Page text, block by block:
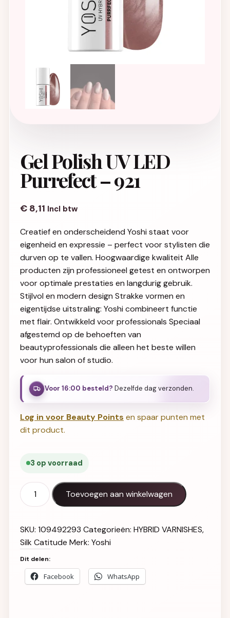
Gel Polish UV LED
Purrefect – 921
€ 8,11 Incl btw
Creatief en onderscheidend Yoshi staat voor
eigenheid en expressie – perfect voor stylisten die
durven op te vallen. Hoogwaardige kwaliteit Alle
producten zijn professioneel getest en ontworpen
voor optimale prestaties en langdurig gebruik.
Stijlvol en modern design Strakke vormen en
eigentijdse uitstraling: Yoshi combineert functie
met flair. Ontwikkeld voor professionals Speciaal
afgestemd op de behoeften van
beautyprofessionals die alleen het beste willen
voor hun salon of studio.
Voor 16:00 besteld? Dezelfde dag verzonden.
Log in voor Beauty Points en spaar punten met
dit product.
3 op voorraad
Gel Polish UV LED Purrefect - 921 aantal
Toevoegen aan winkelwagen
SKU: 109492293 Categorieën: HYBRID VARNISHES,
Silk Catitude Merk: Yoshi
Dit delen:
Facebook WhatsApp